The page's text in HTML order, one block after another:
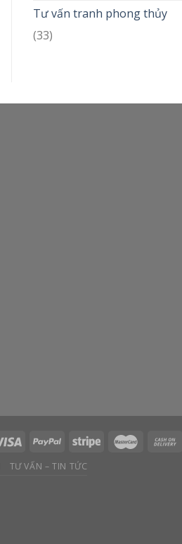
Tư vấn tranh phong thủy
(33)
TƯ VẤN – TIN TỨC